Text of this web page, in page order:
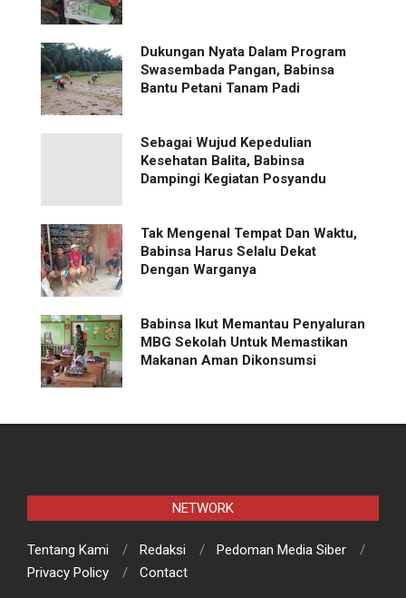
Dukungan Nyata Dalam Program
Swasembada Pangan, Babinsa
Bantu Petani Tanam Padi
Sebagai Wujud Kepedulian
Kesehatan Balita, Babinsa
Dampingi Kegiatan Posyandu
Tak Mengenal Tempat Dan Waktu,
Babinsa Harus Selalu Dekat
Dengan Warganya
Babinsa Ikut Memantau Penyaluran
MBG Sekolah Untuk Memastikan
Makanan Aman Dikonsumsi
NETWORK
Tentang Kami Redaksi
Pedoman Media Siber
Privacy Policy
Contact